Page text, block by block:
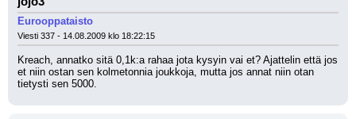
Eurooppataisto
Viesti 337 - 14.08.2009 klo 18:22:15
Kreach, annatko sitä 0,1k:a rahaa jota kysyin vai et? Ajattelin että jos
et niin ostan sen kolmetonnia joukkoja, mutta jos annat niin otan
tietysti sen 5000.